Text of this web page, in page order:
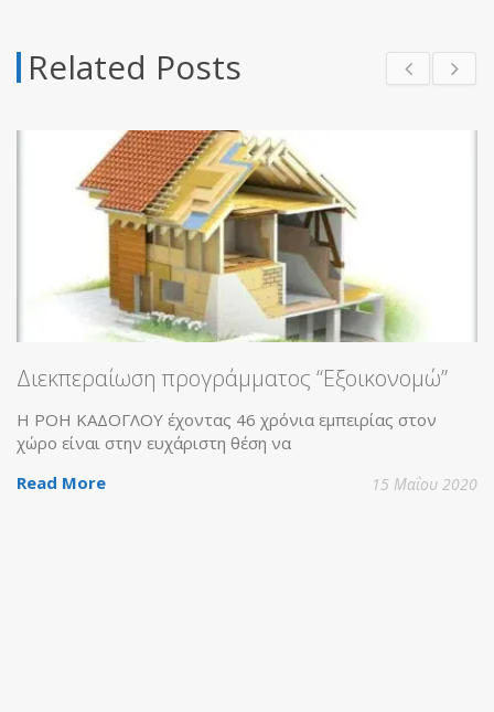
Related Posts
“Εξοικονομώ”
46 χρόνια εμπειρίας στον
θέση να